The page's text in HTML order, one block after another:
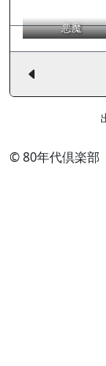
悪魔
© 80年代倶楽部